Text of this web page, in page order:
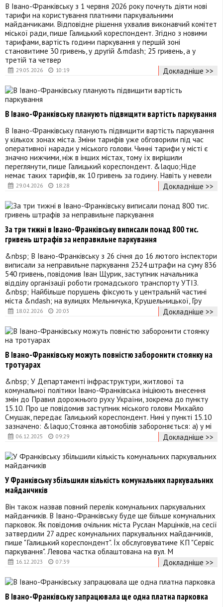
29.05.2026 10:19
В Івано-Франківську з 1 червня 2026 року почнуть діяти нові
тарифи на користування платними паркувальними
майданчиками. Відповідне рішення ухвалив виконавчий комітет
міської ради, пише Галицький кореспондент. Згідно з новими
тарифами, вартість години паркування у першій зоні
становитиме 30 гривень, у другій &mdash; 25 гривень, а у
третій та четвер
Докладніше >>
29.04.2026 18:28
В Івано-Франківську планують підвищити вартість паркування
В Івано-Франківську планують підвищити вартість паркування
у кількох зонах міста. Зміни тарифів уже обговорили під час
оперативної наради у міського голови. Чинні тарифи у місті є
значно нижчими, ніж в інших містах, тому їх вирішили
переглянути, пише Галицький кореспондент. &laquo;Ніде
немає таких тарифів, як 10 гривень за годину. Навіть у невели
Докладніше >>
18.02.2026 20:03
За три тижні в Івано-Франківську виписали понад 800 тис.
гривень штрафів за неправильне паркування
&nbsp; В Івано-Франківську з 26 січня до 16 лютого інспектори
виписали за неправильне паркування 2324 штрафи на суму 836
540 гривень, повідомив Іван Щурик, заступник начальника
відділу організації роботи громадського транспорту УТІЗ.
&nbsp; Найбільше порушень фіксують у центральній частині
міста &ndash; на вулицях Мельничука, Крушельницької, Гру
Докладніше >>
06.12.2025 09:29
В Івано-Франківську можуть повністю заборонити стоянку на
тротуарах
&nbsp; У Департаменті інфраструктури, житлової та
комунальної політики Івано-Франківська ініціюють внесення
змін до Правил дорожнього руху України, зокрема до пункту
15.10. Про це повідомив заступник міського голови Михайло
Смушак, передає Галицький кореспондент. Нині у пункті 15.10
зазначено: &laquo;Стоянка автомобілів забороняється: а) у мі
Докладніше >>
16.12.2023 07:39
У Франківську збільшили кількість комунальних паркувальних
майданчиків
Він також назвав повний перелік комунальних паркувальних
майданчиків. В Івано-Франківську буде ще більше комунальних
парковок. Як повідомив очільник міста Руслан Марцінків, на сесії
затвердили 27 адрес комунальних паркувальних майданчиків,
пише "Галицький кореспондент". Їх обслуговуватиме КП "Сервіс
паркування". Левова частка облаштована на вул. М
Докладніше >>
В Івано-Франківську запрацювала ще одна платна парковка